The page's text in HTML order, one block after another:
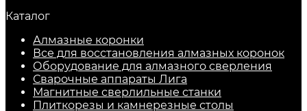
Каталог
Алмазные коронки
Все для восстановления алмазных коронок
Оборудование для алмазного сверления
Сварочные аппараты Лига
Магнитные сверлильные станки
Плиткорезы и камнерезные столы